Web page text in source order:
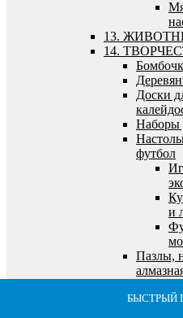
БЫСТРЫЙ
БЫСТРЫЙ
БЫСТРЫЙ
БЫСТРЫЙ
БЫСТРЫЙ
13.
14.
Доски
Наборы
футбол
и
Пазлы,